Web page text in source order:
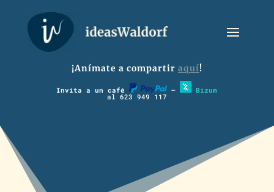
¡Anímate a compartir aquí!
Invita a un café – Bizum
al 623 949 117